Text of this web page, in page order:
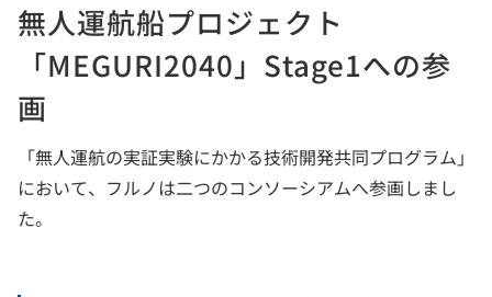
無人運航船プロジェクト
「MEGURI2040」Stage1への参
画
「無人運航の実証実験にかかる技術開発共同プログラム」
において、フルノは二つのコンソーシアムへ参画しまし
た。